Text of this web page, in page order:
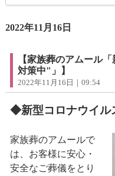
2022年11月16日
【家族葬のアムール
対策中"」】
2022年11月16日｜09:54
◆新型コロナウイ
家族葬のアムールで
は、お客様に安心・
安全なご葬儀をとり